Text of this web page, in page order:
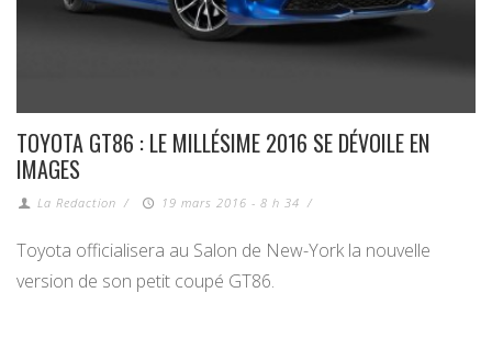
TOYOTA GT86 : LE MILLÉSIME 2016 SE DÉVOILE EN
IMAGES
La Redaction / 19 mars 2016 - 8 h 34 /
Toyota officialisera au Salon de New-York la nouvelle
version de son petit coupé GT86.